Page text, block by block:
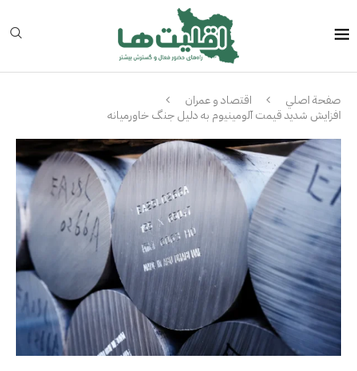
صفحة اصلي
اقتصاد و عمران
افزایش شدید قیمت آلومینیوم به دلیل جنگ خاورمیانه